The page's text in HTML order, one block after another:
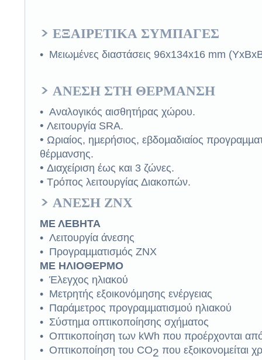
> ΕΞΑΙΡΕΤΙΚΑ ΣΥΜΠΑΓΕΣ
• Μειωµένες διαστάσεις 96x134x16 mm
> ΑΝΕΣΗ ΣΤΗ ΘΕΡΜΑΝΣΗ
• Αναλογικός αισθητήρας χώρου.
• Λειτουργία SRA.
• Ωριαίος, ηµερήσιος, εβδοµαδιαίος
θέρµανσης.
• Διαχείριση έως και 3 ζώνες.
• Τρόπος λειτουργίας Διακοπών.
> ΑΝΕΣΗ ΖΝΧ
ΜΕ ΛΕΒΗΤΑ
• Λειτουργία άνεσης
• Προγραµµατισµός ΖΝΧ
ΜΕ ΗΛΙΟΘΕΡΜΟ
• Έλεγχος ηλιακού
• Μετρητής εξοικονόµησης ενέργειας
• Παράµετρος προγραµµατισµού ηλιακού
• Σύστηµα οπτικοποίησης σχήµατος
• Οπτικοποίηση των kWh που προέρχονται
• Οπτικοποίηση του CO2 που εξοικονοµείται